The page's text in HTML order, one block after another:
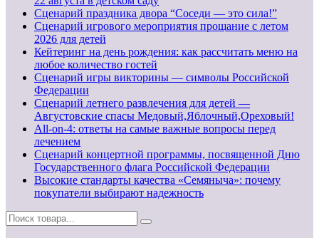
Сценарий праздника двора “Соседи — это сила!”
Сценарий игрового мероприятия прощание с летом
2026 для детей
Кейтеринг на день рождения: как рассчитать меню на
любое количество гостей
Сценарий игры викторины — символы Российской
Федерации
Сценарий летнего развлечения для детей —
Августовские спасы Медовый,Яблочный,Ореховый!
All-on-4: ответы на самые важные вопросы перед
лечением
Сценарий концертной программы, посвященной Дню
Государственного флага Российской Федерации
Высокие стандарты качества «Семяныча»: почему
покупатели выбирают надежность